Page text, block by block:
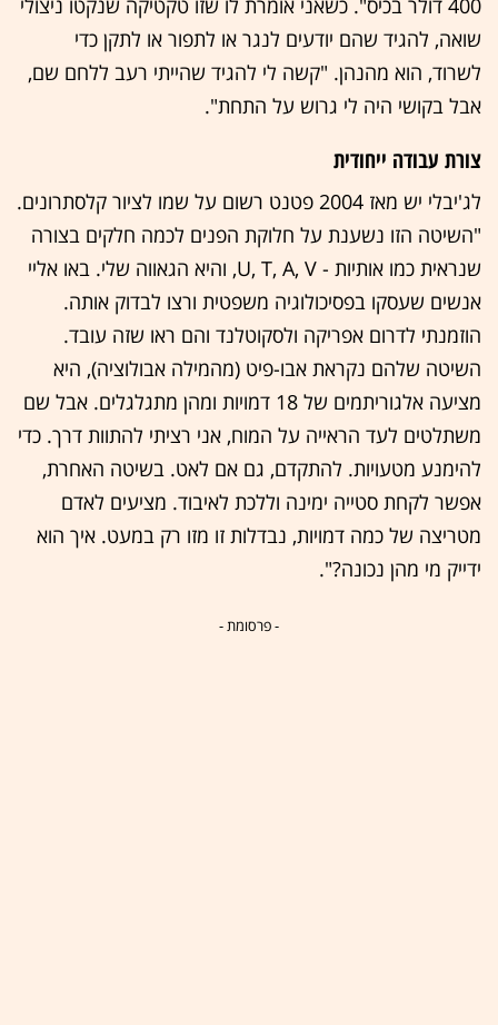
400 דולר בכיס". כשאני אומרת לו שזו טקטיקה שנקטו ניצולי
שואה, להגיד שהם יודעים לנגר או לתפור או לתקן כדי
לשרוד, הוא מהנהן. "קשה לי להגיד שהייתי רעב ללחם שם,
אבל בקושי היה לי גרוש על התחת".
צורת עבודה ייחודית
לג'יבלי יש מאז 2004 פטנט רשום על שמו לציור קלסתרונים.
"השיטה הזו נשענת על חלוקת הפנים לכמה חלקים בצורה
שנראית כמו אותיות - U, T, A, V, והיא הגאווה שלי. באו אליי
אנשים שעסקו בפסיכולוגיה משפטית ורצו לבדוק אותה.
הוזמנתי לדרום אפריקה ולסקוטלנד והם ראו שזה עובד.
השיטה שלהם נקראת אבו-פיט (מהמילה אבולוציה), היא
מציעה אלגוריתמים של 18 דמויות ומהן מתגלגלים. אבל שם
משתלטים לעד הראייה על המוח, אני רציתי להתוות דרך. כדי
להימנע מטעויות. להתקדם, גם אם לאט. בשיטה האחרת,
אפשר לקחת סטייה ימינה וללכת לאיבוד. מציעים לאדם
מטריצה של כמה דמויות, נבדלות זו מזו רק במעט. איך הוא
ידייק מי מהן נכונה?".
- פרסומת -